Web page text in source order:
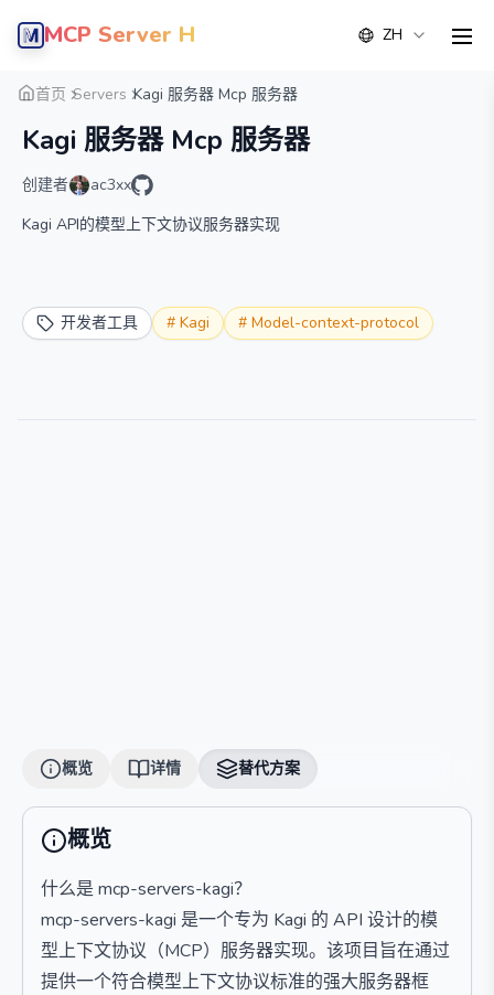
MCP Server Hub ZH
首页 Servers Kagi 服务器 Mcp 服务器
Kagi 服务器 Mcp 服务器
创建者
ac3xx
Kagi API的模型上下文协议服务器实现
开发者工具 # Kagi # Model-context-protocol
概览 详情 替代方案
概览 详情 替代方案
概览
什么是 mcp-servers-kagi？
mcp-servers-kagi 是一个专为 Kagi 的 API 设计的模
型上下文协议（MCP）服务器实现。该项目旨在通过
提供一个符合模型上下文协议标准的强大服务器框